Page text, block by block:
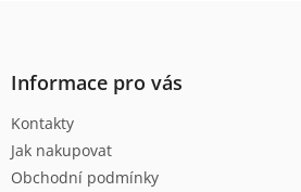
Informace pro vás
Kontakty
Jak nakupovat
Obchodní podmínky